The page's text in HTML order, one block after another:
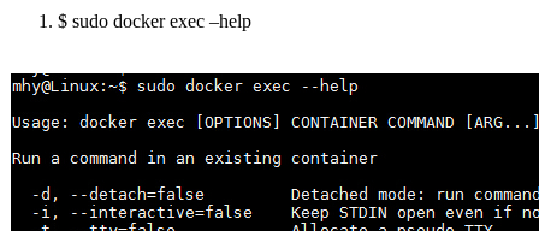
$ sudo docker exec –help